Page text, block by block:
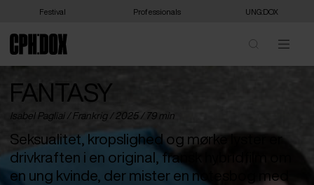
Festival Professionals UNG:DOX
FANTASY
Isabel Pagliai /Frankrig/ 2025 / 79 min
Seksualitet, kropslighed og mørke lyster er
drivkraften i en original, fransk hybridfilm om
en ung kvinde, der mister en notesbog med